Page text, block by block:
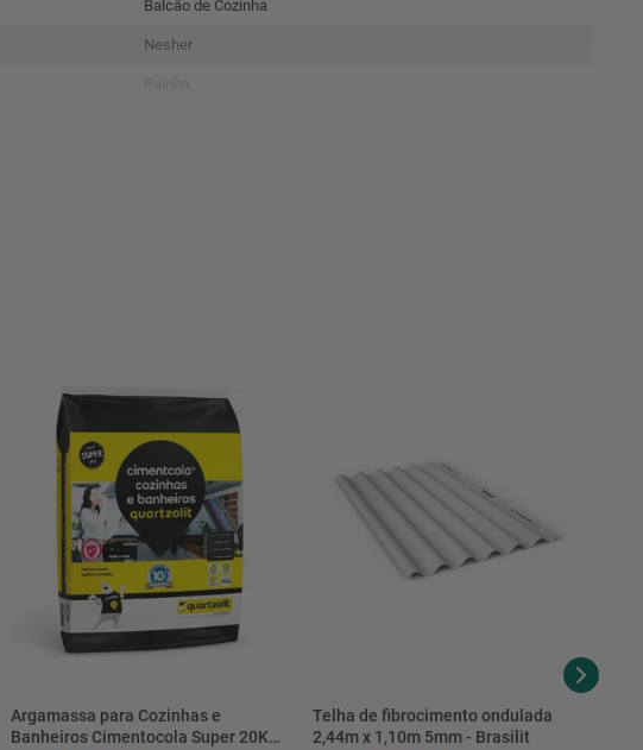
Balcão de Cozinha
Nesher
61,3 Kg
Argamassa para Cozinhas e
Banheiros Cimentocola Super 20KG
Telha de fibrocimento ondulada
2,44m x 1,10m 5mm - Brasilit